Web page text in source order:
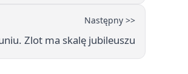
Następny >>
Zlot ma skalę jubileuszu